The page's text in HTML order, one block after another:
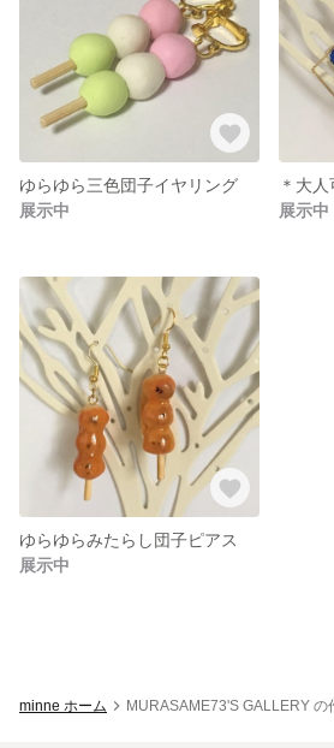
ゆらゆら三色団子イヤリング
展示中
展示中
ゆらゆらみたらし団子ピアス
展示中
minne ホーム MURASAME73'S GALLERY の